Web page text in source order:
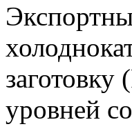
уровней